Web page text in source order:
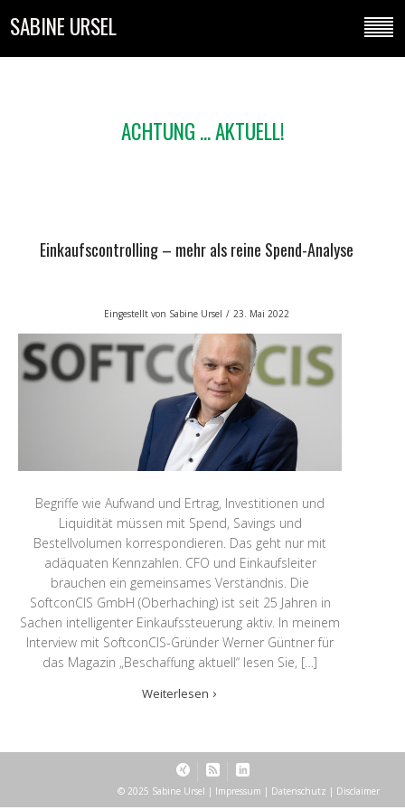
SABINE URSEL
ACHTUNG ... AKTUELL!
Einkaufscontrolling – mehr als reine Spend-Analyse
Eingestellt von Sabine Ursel / 23. Mai 2022
Begriffe wie Aufwand und Ertrag, Investitionen und
Liquidität müssen mit Spend, Savings und
Bestellvolumen korrespondieren. Das geht nur mit
adäquaten Kennzahlen. CFO und Einkaufsleiter
brauchen ein gemeinsames Verständnis. Die
SoftconCIS GmbH (Oberhaching) ist seit 25 Jahren in
Sachen intelligenter Einkaufssteuerung aktiv. In meinem
Interview mit SoftconCIS-Gründer Werner Güntner für
das Magazin „Beschaffung aktuell“ lesen Sie, […]
Weiterlesen
© 2025 Sabine Ursel | Impressum | Datenschutz | Disclaimer